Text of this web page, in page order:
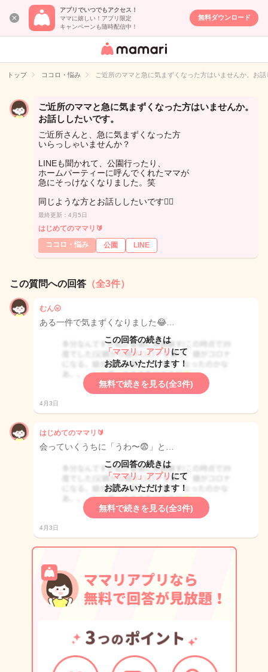
アプリでいつでもアクセス！
ママに嬉しい！アプリ限定
キャンペーンも随時配信中！
無料ダウンロード
女性専用匿名QA
イト
トップ ココロ・悩み ご近所のママと急に気まずくなった方はいませんか。お
ご近所のママと急に気まずくなった方はいませんか。
お話ししたいです。
ご近所さんと、急に気まずくなった方
いらっしゃいませんか？
LINEも聞かれて、公園行ったり、
ホームパーティーに呼んでくれたママが
急にそっけなくなりました。笑
同じような方とお話ししたいです🙂‍↕️
最終更新：4月5日
はじめてのママリ🔰
ココロ・悩み
公園 LINE
この質問への回答 （全3件）
むん🌝
ある一件で気まずくなりました😂…
この回答の続きは
「ママリ」アプリ にて
お読みいただけます！
無料で続きを見る(全3件)
4月3日
はじめてのママリ🔰
会っていくうちに「うわ〜😨」と…
この回答の続きは
「ママリ」アプリ にて
お読みいただけます！
無料で続きを見る(全3件)
4月3日